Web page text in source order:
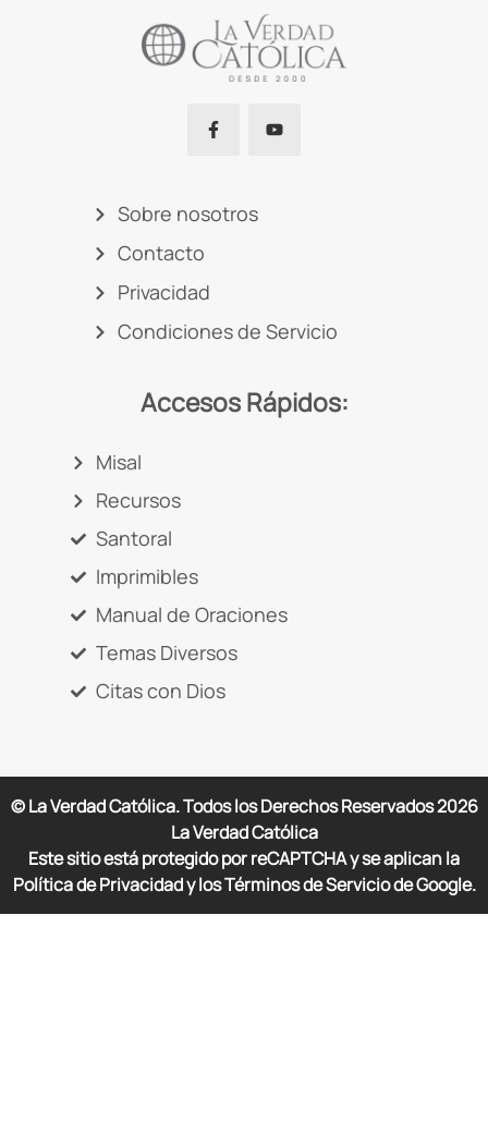
Sobre nosotros
Contacto
Privacidad
Condiciones de Servicio
Accesos Rápidos:
Misal
Recursos
Santoral
Imprimibles
Manual de Oraciones
Temas Diversos
Citas con Dios
© La Verdad Católica. Todos los Derechos Reservados2026
La Verdad Católica
Este sitio está protegido por reCAPTCHA y se aplican la
Política de Privacidad y los Términos de Servicio de Google.